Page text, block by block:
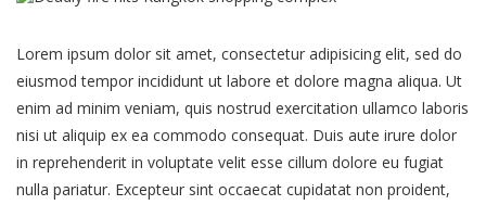
Lorem ipsum dolor sit amet, consectetur adipisicing elit, sed do
eiusmod tempor incididunt ut labore et dolore magna aliqua. Ut
enim ad minim veniam, quis nostrud exercitation ullamco laboris
nisi ut aliquip ex ea commodo consequat. Duis aute irure dolor
in reprehenderit in voluptate velit esse cillum dolore eu fugiat
nulla pariatur. Excepteur sint occaecat cupidatat non proident,